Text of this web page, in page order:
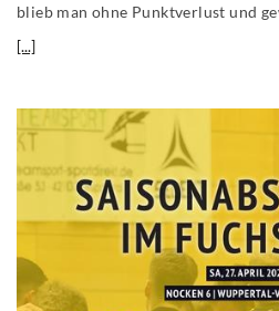
blieb man ohne Punktverlust und
[...]